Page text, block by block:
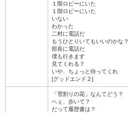
１階ロビーにいた
１階ロビーにいた
いない
わかった
二村に電話だ
もうひとりいてもいいのかな？
部長に電話だ
僕も行きます
見てくれる？
いや、ちょっと待ってくれ
[グッドエンド２]
「雪割りの花」なんてどう？
へぇ、歩いて？
だって履歴書は？